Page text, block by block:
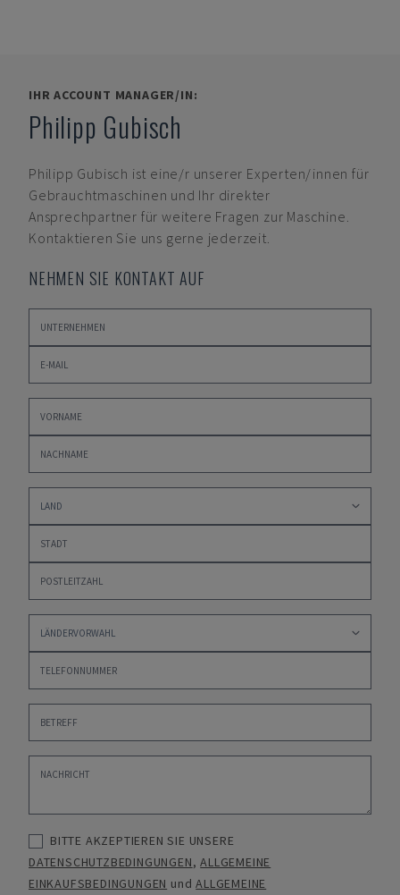
IHR ACCOUNT MANAGER/IN:
Philipp Gubisch
Philipp Gubisch ist eine/r unserer Experten/innen für
Gebrauchtmaschinen und Ihr direkter
Ansprechpartner für weitere Fragen zur Maschine.
Kontaktieren Sie uns gerne jederzeit.
NEHMEN SIE KONTAKT AUF
BITTE AKZEPTIEREN SIE UNSERE
DATENSCHUTZBEDINGUNGEN,ALLGEMEINE
EINKAUFSBEDINGUNGEN undALLGEMEINE